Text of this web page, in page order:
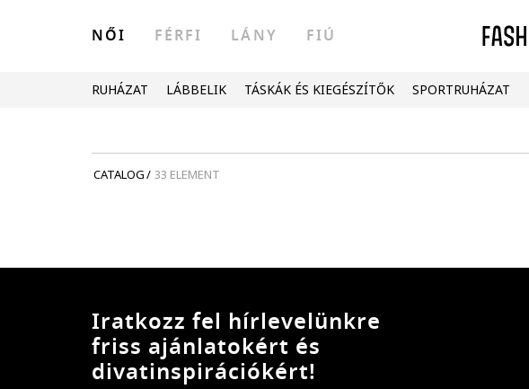
NŐI FÉRFI LÁNY FIÚ
RUHÁZAT LÁBBELIK TÁSKÁK ÉS KIEGÉSZÍTŐK SPORTRUHÁZAT
CATALOG/ 33 ELEMENT
Iratkozz fel hírlevelünkre
friss ajánlatokért és
divatinspirációkért!